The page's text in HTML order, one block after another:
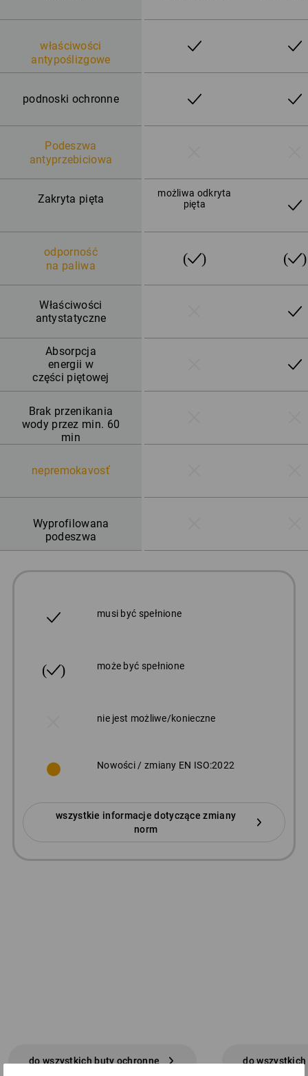
możliwa odkryta
pięta
właściwości
antypoślizgowe
podnoski ochronne
Podeszwa
antyprzebiciowa
Zakryta pięta
odporność
na paliwa
Właściwości
antystatyczne
Absorpcja
energii w
części piętowej
Brak przenikania
wody przez min. 60
min
nepremokavosť
Wyprofilowana
podeszwa
musi być spełnione
może być spełnione
nie jest możliwe/konieczne
Nowości / zmiany EN ISO:2022
wszystkie informacje dotyczące zmiany
norm
do wszystkich buty ochronne do